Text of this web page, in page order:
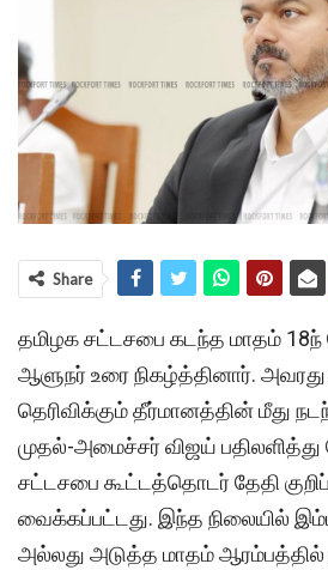
Share
தமிழக சட்டசபை கடந்த மாதம் 18ந்
ஆளுநர் உரை நிகழ்த்தினார். அவரது
தெரிவிக்கும் தீர்மானத்தின் மீது
முதல்-அமைச்சர் விஜய் பதிலளித்து
சட்டசபை கூட்டத்தொடர் தேதி
வைக்கப்பட்டது. இந்த நிலையில்
அல்லது அடுத்த மாதம்